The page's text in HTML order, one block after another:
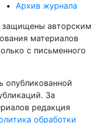
Архив журнала
защищены авторским
материалов
с письменного
опубликованной
За
редакция
обработки